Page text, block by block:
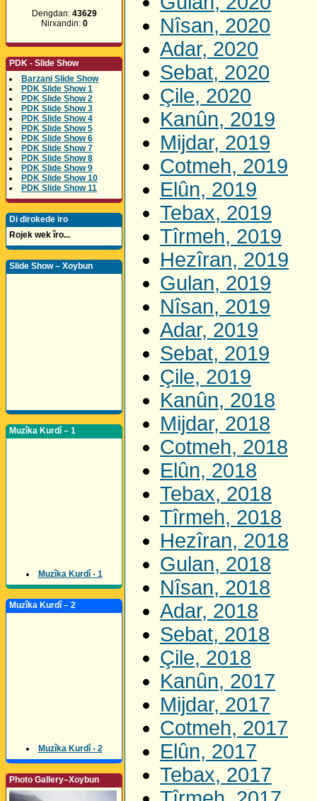
Dengdan: 43629
Nirxandin: 0
PDK - Slide Show
Barzani Slide Show
PDK Slide Show 1
PDK Slide Show 2
PDK Slide Show 3
PDK Slide Show 4
PDK Slide Show 5
PDK Slide Show 6
PDK Slide Show 7
PDK Slide Show 8
PDK Slide Show 9
PDK Slide Show 10
PDK Slide Show 11
Di dirokede iro
Rojek wek îro...
Slide Show – Xoybun
Muzîka Kurdî – 1
Muzîka Kurdî - 1
Muzîka Kurdî – 2
Muzîka Kurdî - 2
Photo Gallery–Xoybun
Nîsan, 2020
Adar, 2020
Sebat, 2020
Çile, 2020
Kanûn, 2019
Mijdar, 2019
Cotmeh, 2019
Elûn, 2019
Tebax, 2019
Tîrmeh, 2019
Hezîran, 2019
Gulan, 2019
Nîsan, 2019
Adar, 2019
Sebat, 2019
Çile, 2019
Kanûn, 2018
Mijdar, 2018
Cotmeh, 2018
Elûn, 2018
Tebax, 2018
Tîrmeh, 2018
Hezîran, 2018
Gulan, 2018
Nîsan, 2018
Adar, 2018
Sebat, 2018
Çile, 2018
Kanûn, 2017
Mijdar, 2017
Cotmeh, 2017
Elûn, 2017
Tebax, 2017